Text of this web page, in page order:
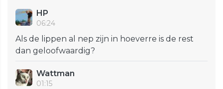
HP
06:24
Als de lippen al nep zijn in hoeverre is de rest
dan geloofwaardig?
Wattman
01:15